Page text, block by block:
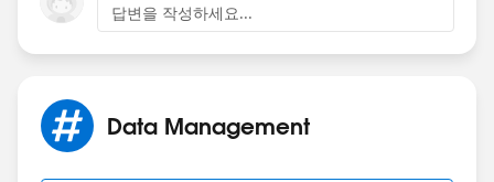
답변을 작성하세요...
Data Management